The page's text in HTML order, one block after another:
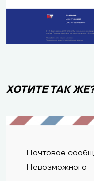
ХОТИТЕ ТАК
Почтовое
Невозможного